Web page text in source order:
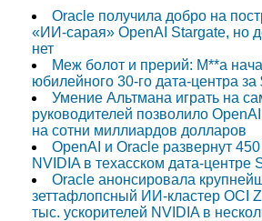
Oracle получила добро на
«ИИ-сарая» OpenAI Stargate, но
нет
Меж болот и прерий: M**a
юбилейного 30-го дата-центра
Умение Альтмана играть на
руководителей позволило
на сотни миллиардов долларов
OpenAI и Oracle развернут
NVIDIA в техасском дата-центре
Oracle анонсировала
зеттафлопсный ИИ-кластер OCI
тыс. ускорителей NVIDIA в